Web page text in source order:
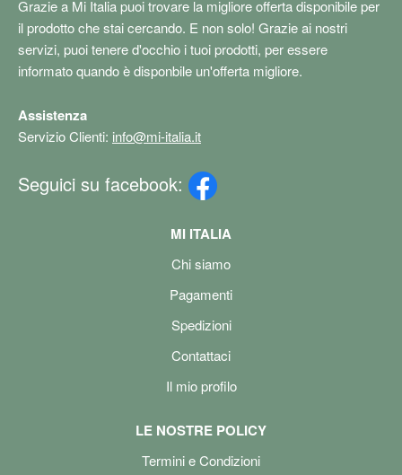
Grazie a Mi Italia puoi trovare la migliore offerta disponibile per
il prodotto che stai cercando. E non solo! Grazie ai nostri
servizi, puoi tenere d'occhio i tuoi prodotti, per essere
informato quando è disponbile un'offerta migliore.
Assistenza
Servizio Clienti: info@mi-italia.it
Seguici su facebook:
MI ITALIA
Chi siamo
Pagamenti
Spedizioni
Contattaci
Il mio profilo
LE NOSTRE POLICY
Termini e Condizioni